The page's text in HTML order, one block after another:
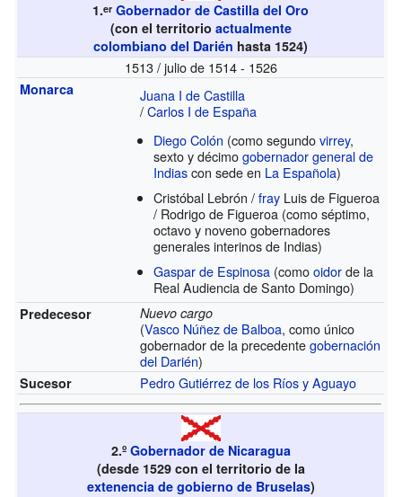
1.er Gobernador de Castilla del Oro
(con el territorio actualmente
colombiano del Darién hasta 1524)
1513 / julio de 1514 - 1526
Monarca
Juana I de Castilla
/Carlos I de España
Diego Colón (como segundovirrey,
sexto y décimogobernador general de
Indiascon sede en La Española)
Cristóbal Lebrón /frayLuis de Figueroa
/ Rodrigo de Figueroa (como séptimo,
octavo y noveno gobernadores
generales interinos de Indias)
Gaspar de Espinosa(comooidorde la
Real Audiencia de Santo Domingo)
Predecesor Nuevo cargo
(Vasco Núñez de Balboa, como único
gobernador de la precedentegobernación
del Darién)
Sucesor Pedro Gutiérrez de los Ríos y Aguayo
2.º Gobernador de Nicaragua
(desde 1529 con el territorio de la
extenencia de gobierno de Bruselas)